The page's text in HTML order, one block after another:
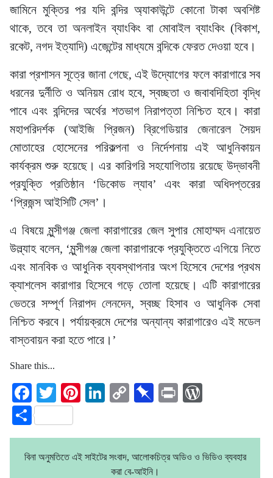
জামিনে মুক্তির পর যদি বন্দির অ্যাকাউন্টে কোনো টাকা অবশিষ্ট
থাকে, তবে তা অনলাইন ব্যাংকিং বা মোবাইল ব্যাংকিং (বিকাশ,
রকেট, নগদ ইত্যাদি) এজেন্টের মাধ্যমে বন্দিকে ফেরত দেওয়া হবে।
কারা প্রশাসন সূত্রে জানা গেছে, এই উদ্যোগের ফলে কারাগারে সব
ধরনের দুর্নীতি ও অনিয়ম রোধ হবে, স্বচ্ছতা ও জবাবদিহিতা বৃদ্ধি
পাবে এবং বন্দিদের অর্থের শতভাগ নিরাপত্তা নিশ্চিত হবে। কারা
মহাপরিদর্শক (আইজি প্রিজন) ব্রিগেডিয়ার জেনারেল সৈয়দ
মোতাহের হোসেনের পরিকল্পনা ও নির্দেশনায় এই আধুনিকায়ন
কার্যক্রম শুরু হয়েছে। এর কারিগরি সহযোগিতায় রয়েছে উদ্ভাবনী
প্রযুক্তি প্রতিষ্ঠান ‘ডিকোড ল্যাব’ এবং কারা অধিদপ্তরের
‘প্রিজন্স আইসিটি সেল’।
এ বিষয়ে মুন্সীগঞ্জ জেলা কারাগারের জেল সুপার মোহাম্মদ এনায়েত
উল্ল্যাহ বলেন, ‘মুন্সীগঞ্জ জেলা কারাগারকে প্রযুক্তিতে এগিয়ে নিতে
এবং মানবিক ও আধুনিক ব্যবস্থাপনার অংশ হিসেবে দেশের প্রথম
ক্যাশলেস কারাগার হিসেবে গড়ে তোলা হয়েছে। এটি কারাগারের
ভেতরে সম্পূর্ণ নিরাপদ লেনদেন, স্বচ্ছ হিসাব ও আধুনিক সেবা
নিশ্চিত করবে। পর্যায়ক্রমে দেশের অন্যান্য কারাগারেও এই মডেল
বাস্তবায়ন করা হতে পারে।’
Share this...
Facebook
TwitterPinterest
LinkedIn
CopyPinboard
Print
Share
বিনা অনুমতিতে এই সাইটের সংবাদ, আলোকচিত্র অডিও ও ভিডিও ব্যবহার
করা বে-আইনি।